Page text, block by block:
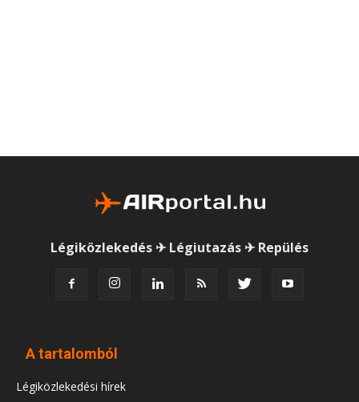
Légiközlekedés ✈ Légiutazás ✈ Repülés
A tartalomból
Légiközlekedési hírek